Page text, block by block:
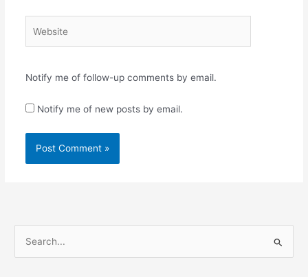
Notify me of follow-up comments by email.
Notify me of new posts by email.